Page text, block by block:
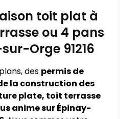
toit plat à
ou 4 pans
Orge 91216
des permis de
la construction des
plate, toit terrasse
anime sur Épinay-